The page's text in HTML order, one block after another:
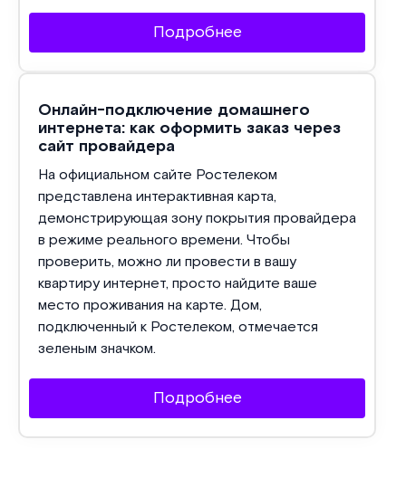
Подробнее
Онлайн-подключение домашнего
интернета: как оформить заказ через
сайт провайдера
На официальном сайте Ростелеком
представлена интерактивная карта,
демонстрирующая зону покрытия провайдера
в режиме реального времени. Чтобы
проверить, можно ли провести в вашу
квартиру интернет, просто найдите ваше
место проживания на карте. Дом,
подключенный к Ростелеком, отмечается
зеленым значком.
Подробнее